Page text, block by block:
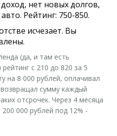
нет новых долгов,
Рейтинг: 750-850.
исчезает. Вы
(да, и там есть
с 210 до 820 за 5
на 8 000 рублей, оплачивал
сумму каждый
отсрочек. Через 4 месяца
000 рублей под 12% -